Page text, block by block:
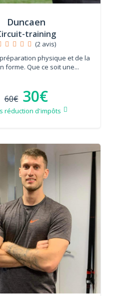
Duncaen
training
(2 avis)
physique et de la
forme. Que ce soit une...
60€ 30€
réduction d'impôts